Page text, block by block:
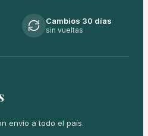
Cambios 30 días
sin vueltas
envío a todo el país.